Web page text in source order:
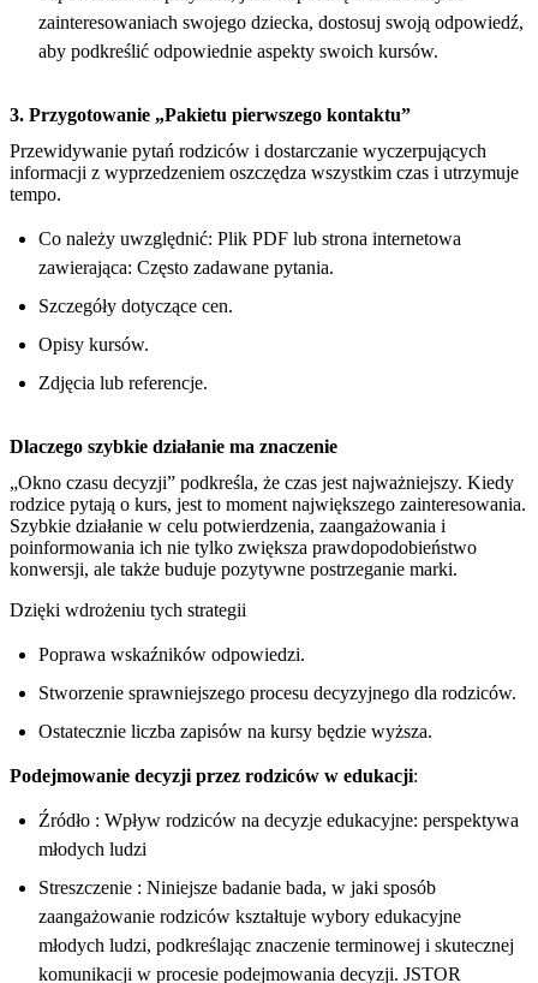
zainteresowaniach swojego dziecka, dostosuj swoją odpowiedź,
aby podkreślić odpowiednie aspekty swoich kursów.
3. Przygotowanie „Pakietu pierwszego kontaktu”
Przewidywanie pytań rodziców i dostarczanie wyczerpujących
informacji z wyprzedzeniem oszczędza wszystkim czas i utrzymuje
tempo.
Co należy uwzględnić: Plik PDF lub strona internetowa
zawierająca: Często zadawane pytania.
Szczegóły dotyczące cen.
Opisy kursów.
Zdjęcia lub referencje.
Dlaczego szybkie działanie ma znaczenie
„Okno czasu decyzji” podkreśla, że czas jest najważniejszy. Kiedy
rodzice pytają o kurs, jest to moment największego zainteresowania.
Szybkie działanie w celu potwierdzenia, zaangażowania i
poinformowania ich nie tylko zwiększa prawdopodobieństwo
konwersji, ale także buduje pozytywne postrzeganie marki.
Dzięki wdrożeniu tych strategii
Poprawa wskaźników odpowiedzi.
Stworzenie sprawniejszego procesu decyzyjnego dla rodziców.
Ostatecznie liczba zapisów na kursy będzie wyższa.
Podejmowanie decyzji przez rodziców w edukacji:
Źródło : Wpływ rodziców na decyzje edukacyjne: perspektywa
młodych ludzi
Streszczenie : Niniejsze badanie bada, w jaki sposób
zaangażowanie rodziców kształtuje wybory edukacyjne
młodych ludzi, podkreślając znaczenie terminowej i skutecznej
komunikacji w procesie podejmowania decyzji. JSTOR